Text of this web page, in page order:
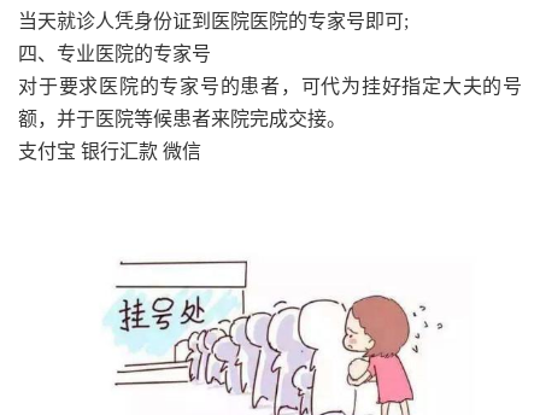
当天就诊人凭身份证到医院医院的专家号即可;
四、专业医院的专家号
对于要求医院的专家号的患者，可代为挂好指定大夫的号
额，并于医院等候患者来院完成交接。
支付宝 银行汇款 微信